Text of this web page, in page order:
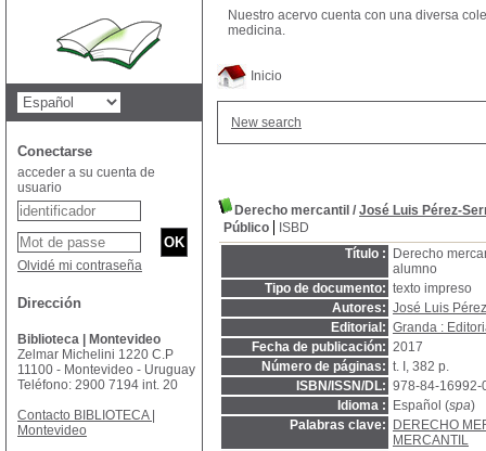
Inicio
New search
Derecho mercantil / José Luis Pérez-
Público
ISBD
Título :
Derecho
alumno
Tipo de documento: texto impreso
Autores: José Luis
Editorial: Granda :
Fecha de publicación: 2017
Número de páginas: t. I, 382 p.
ISBN/ISSN/DL: 978-84-16992-
Idioma :
Español (spa)
Palabras clave:
DERECHO
MERCANTIL
Nuestro acervo cuenta con una diversa
medicina.
Conectarse
acceder a su cuenta de
usuario
Olvidé mi contraseña
Dirección
Biblioteca | Montevideo
Zelmar Michelini 1220 C.P
11100 - Montevideo - Uruguay
Teléfono: 2900 7194 int. 20
Contacto BIBLIOTECA |
Montevideo